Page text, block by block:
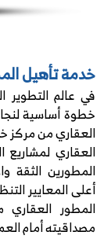
خدمة تأهيل
في عالم التطوير
خطوة أساسية
العقاري من مركز
العقاري لمشاريع
المطورين الثقة
أعلى المعايير
المطور
مصداقيته أمام